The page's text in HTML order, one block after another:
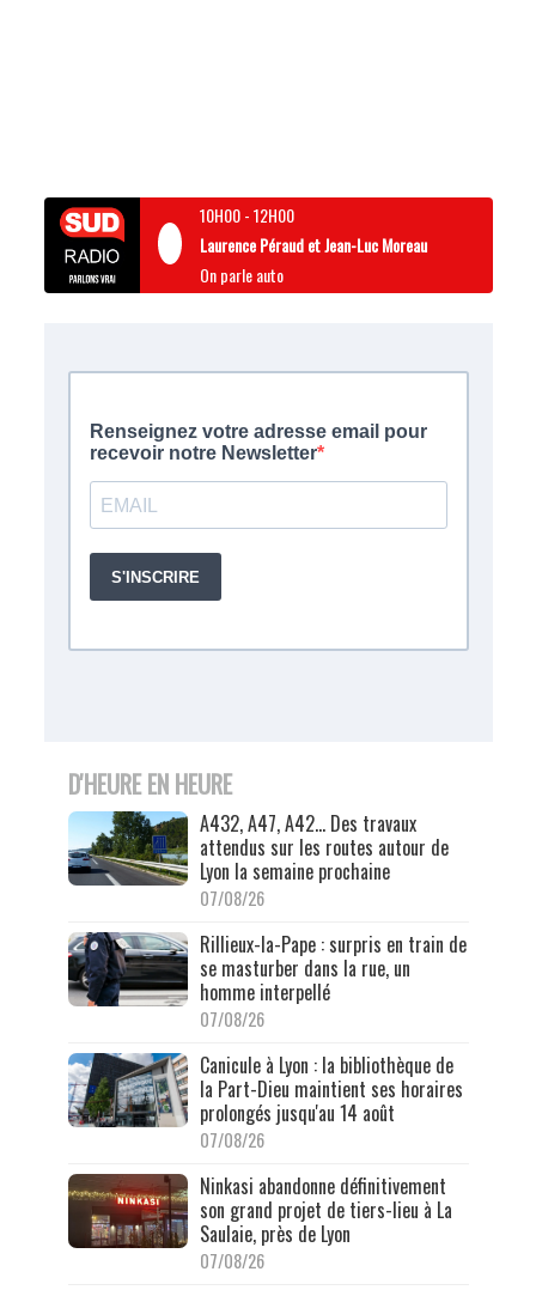
10H00-12H00
Laurence Péraud et Jean-Luc Moreau
On parle auto
D'HEURE EN HEURE
A432, A47, A42… Des travaux
attendus sur les routes autour de
Lyon la semaine prochaine
07/08/26
Rillieux-la-Pape : surpris en train de
se masturber dans la rue, un
homme interpellé
07/08/26
Canicule à Lyon : la bibliothèque de
la Part-Dieu maintient ses horaires
prolongés jusqu'au 14 août
07/08/26
Ninkasi abandonne définitivement
son grand projet de tiers-lieu à La
Saulaie, près de Lyon
07/08/26